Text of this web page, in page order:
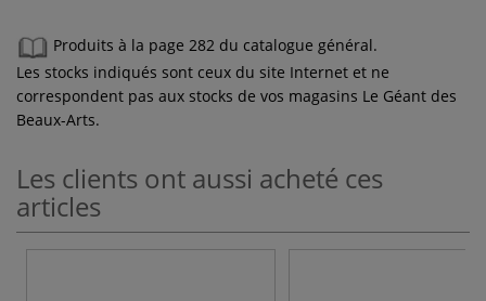
Produits à la page 282 du catalogue général.
Les stocks indiqués sont ceux du site Internet et ne
correspondent pas aux stocks de vos magasins Le Géant des
Beaux-Arts.
Les clients ont aussi acheté ces
articles